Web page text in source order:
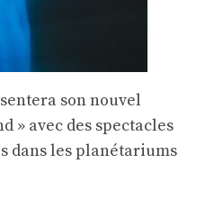
son nouvel
» avec des spectacles
dans les planétariums